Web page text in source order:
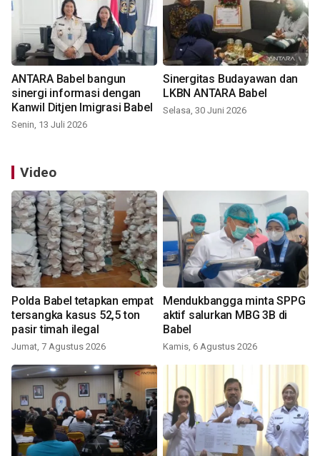
ANTARA Babel bangun
sinergi informasi dengan
Kanwil Ditjen Imigrasi Babel
Senin, 13 Juli 2026
Sinergitas Budayawan dan
LKBN ANTARA Babel
Selasa, 30 Juni 2026
Video
Polda Babel tetapkan empat
tersangka kasus 52,5 ton
pasir timah ilegal
Jumat, 7 Agustus 2026
Mendukbangga minta SPPG
aktif salurkan MBG 3B di
Babel
Kamis, 6 Agustus 2026